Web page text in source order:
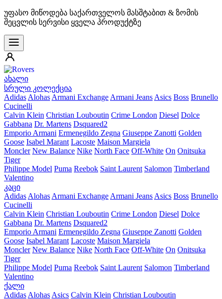
უფასო მიწოდება საქართველოს მასშტაბით & ზომის
შეცვლის სერვისი ყველა პროდუქტზე
ახალი
სრული კოლექცია
Adidas Alohas Armani Exchange Armani Jeans Asics Boss Brunello
Cucinelli
Calvin Klein Christian Louboutin Crime London Diesel Dolce
Gabbana Dr. Martens Dsquared2
Emporio Armani Ermenegildo Zegna Giuseppe Zanotti Golden
Goose Isabel Marant Lacoste Maison Margiela
Moncler New Balance Nike North Face Off-White On Onitsuka
Tiger
Philippe Model Puma Reebok Saint Laurent Salomon Timberland
Valentino
კაცი
Adidas Alohas Armani Exchange Armani Jeans Asics Boss Brunello
Cucinelli
Calvin Klein Christian Louboutin Crime London Diesel Dolce
Gabbana Dr. Martens Dsquared2
Emporio Armani Ermenegildo Zegna Giuseppe Zanotti Golden
Goose Isabel Marant Lacoste Maison Margiela
Moncler New Balance Nike North Face Off-White On Onitsuka
Tiger
Philippe Model Puma Reebok Saint Laurent Salomon Timberland
Valentino
ქალი
Adidas Alohas Asics Calvin Klein Christian Louboutin